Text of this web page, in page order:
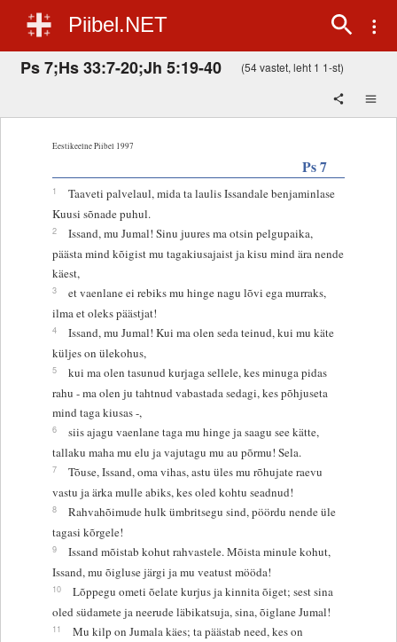
Piibel.NET
Ps 7;Hs 33:7-20;Jh 5:19-40 (54 vastet, leht 1 1-st)
Eestikeelne Piibel 1997
Ps 7
1
Taaveti palvelaul, mida ta laulis Issandale benjaminlase
Kuusi sõnade puhul.
2
Issand, mu Jumal! Sinu juures ma otsin pelgupaika,
päästa mind kõigist mu tagakiusajaist ja kisu mind ära nende
käest,
3
et vaenlane ei rebiks mu hinge nagu lõvi ega murraks,
ilma et oleks päästjat!
4
Issand, mu Jumal! Kui ma olen seda teinud, kui mu käte
küljes on ülekohus,
5
kui ma olen tasunud kurjaga sellele, kes minuga pidas
rahu - ma olen ju tahtnud vabastada sedagi, kes põhjuseta
mind taga kiusas -,
6
siis ajagu vaenlane taga mu hinge ja saagu see kätte,
tallaku maha mu elu ja vajutagu mu au põrmu! Sela.
7
Tõuse, Issand, oma vihas, astu üles mu rõhujate raevu
vastu ja ärka mulle abiks, kes oled kohtu seadnud!
8
Rahvahõimude hulk ümbritsegu sind, pöördu nende üle
tagasi kõrgele!
9
Issand mõistab kohut rahvastele. Mõista minule kohut,
Issand, mu õigluse järgi ja mu veatust mööda!
10
Lõppegu ometi õelate kurjus ja kinnita õiget; sest sina
oled südamete ja neerude läbikatsuja, sina, õiglane Jumal!
11
Mu kilp on Jumala käes; ta päästab need, kes on